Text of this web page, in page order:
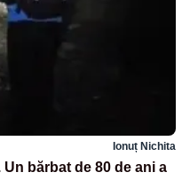
Ionuț Nichita
bărbat de 80 de ani a